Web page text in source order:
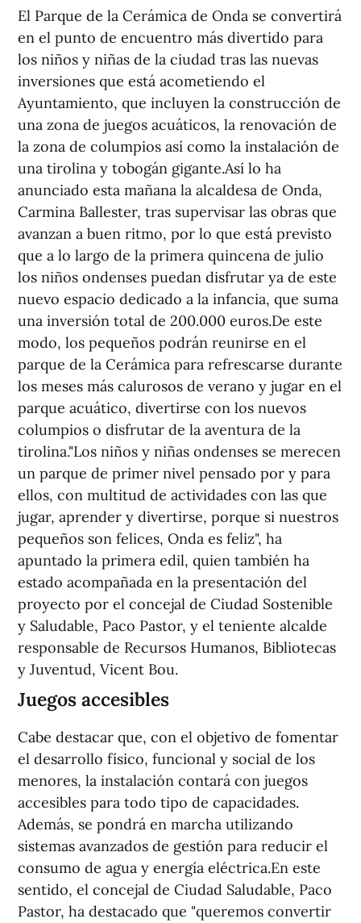
El Parque de la Cerámica de Onda se convertirá
en el punto de encuentro más divertido para
los niños y niñas de la ciudad tras las nuevas
inversiones que está acometiendo el
Ayuntamiento, que incluyen la construcción de
una zona de juegos acuáticos, la renovación de
la zona de columpios así como la instalación de
una tirolina y tobogán gigante.Así lo ha
anunciado esta mañana la alcaldesa de Onda,
Carmina Ballester, tras supervisar las obras que
avanzan a buen ritmo, por lo que está previsto
que a lo largo de la primera quincena de julio
los niños ondenses puedan disfrutar ya de este
nuevo espacio dedicado a la infancia, que suma
una inversión total de 200.000 euros.De este
modo, los pequeños podrán reunirse en el
parque de la Cerámica para refrescarse durante
los meses más calurosos de verano y jugar en el
parque acuático, divertirse con los nuevos
columpios o disfrutar de la aventura de la
tirolina."Los niños y niñas ondenses se merecen
un parque de primer nivel pensado por y para
ellos, con multitud de actividades con las que
jugar, aprender y divertirse, porque si nuestros
pequeños son felices, Onda es feliz", ha
apuntado la primera edil, quien también ha
estado acompañada en la presentación del
proyecto por el concejal de Ciudad Sostenible
y Saludable, Paco Pastor, y el teniente alcalde
responsable de Recursos Humanos, Bibliotecas
y Juventud, Vicent Bou.
Juegos accesibles
Cabe destacar que, con el objetivo de fomentar
el desarrollo físico, funcional y social de los
menores, la instalación contará con juegos
accesibles para todo tipo de capacidades.
Además, se pondrá en marcha utilizando
sistemas avanzados de gestión para reducir el
consumo de agua y energía eléctrica.En este
sentido, el concejal de Ciudad Saludable, Paco
Pastor, ha destacado que "queremos convertir